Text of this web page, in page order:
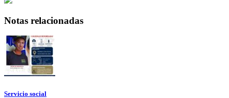
Notas relacionadas
Servicio social